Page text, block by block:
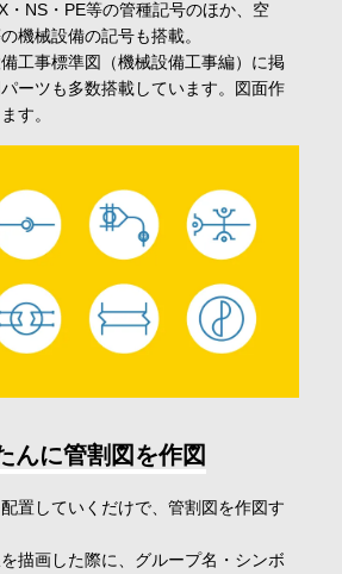
・NS・PE等の管種記号のほか、空
機械設備の記号も搭載。
工事標準図（機械設備工事編）に掲
ーツも多数搭載しています。図面作
す。
んに管割図を作図
置していくだけで、管割図を作図す
描画した際に、グループ名・シンボ